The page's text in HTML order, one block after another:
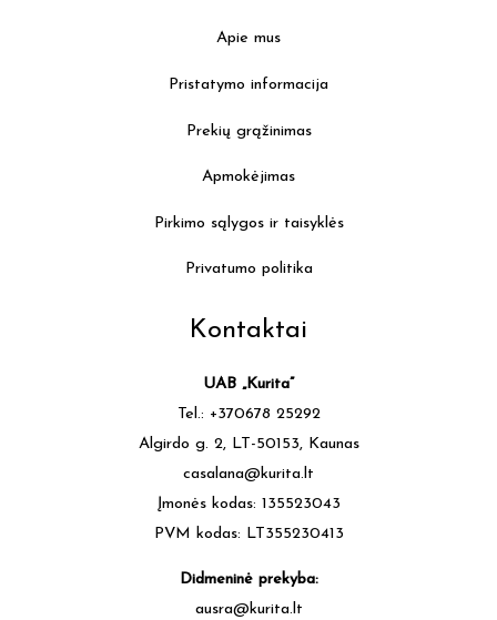
Apie mus
Pristatymo informacija
Prekių grąžinimas
Apmokėjimas
Pirkimo sąlygos ir taisyklės
Privatumo politika
Kontaktai
UAB „Kurita”
Tel.: +370678 25292
Algirdo g. 2, LT-50153, Kaunas
casalana@kurita.lt
Įmonės kodas: 135523043
PVM kodas: LT355230413
Didmeninė prekyba:
ausra@kurita.lt